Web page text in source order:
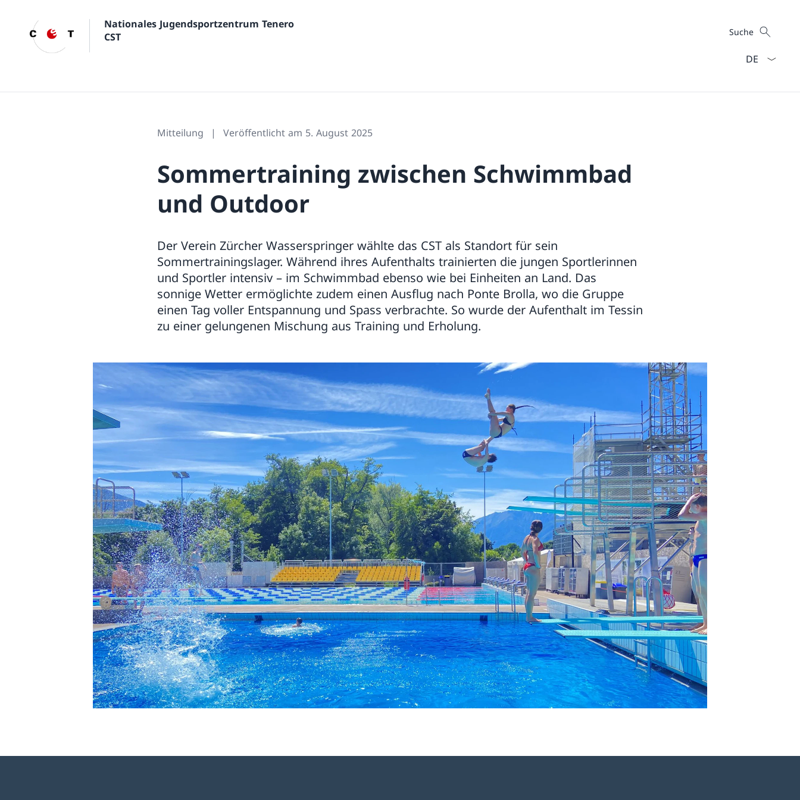
Nationales Jugendsportzentrum Tenero
CST
Suche
Suche
Mitteilung Veröffentlicht am 5. August 2025
Sommertraining zwischen Schwimmbad
und Outdoor
Der Verein Zürcher Wasserspringer wählte das CST als Standort für sein
Sommertrainingslager. Während ihres Aufenthalts trainierten die jungen Sportlerinnen
und Sportler intensiv – im Schwimmbad ebenso wie bei Einheiten an Land. Das
sonnige Wetter ermöglichte zudem einen Ausflug nach Ponte Brolla, wo die Gruppe
einen Tag voller Entspannung und Spass verbrachte. So wurde der Aufenthalt im Tessin
zu einer gelungenen Mischung aus Training und Erholung.